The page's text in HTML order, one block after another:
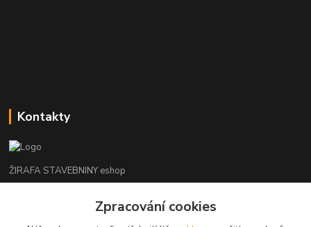
Kontakty
ŽIRAFA STAVEBNINY eshop
+420 312 685 342Zpracování cookies